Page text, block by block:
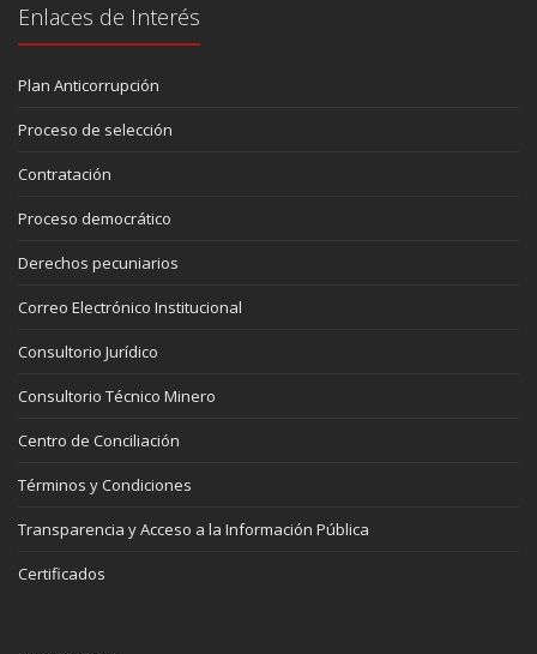
Enlaces de Interés
Plan Anticorrupción
Proceso de selección
Contratación
Proceso democrático
Derechos pecuniarios
Correo Electrónico Institucional
Consultorio Jurídico
Consultorio Técnico Minero
Centro de Conciliación
Términos y Condiciones
Transparencia y Acceso a la Información Pública
Certificados